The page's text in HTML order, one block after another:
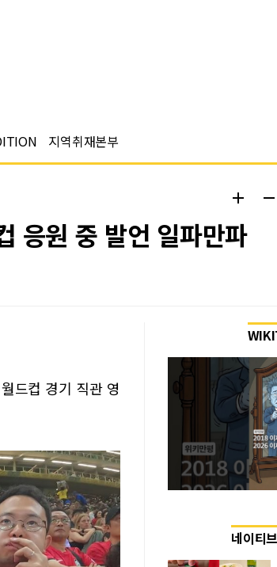
지역취재본부
add remove
응원 중 발언 일파만파
드컵 경기 직관 영
네이티